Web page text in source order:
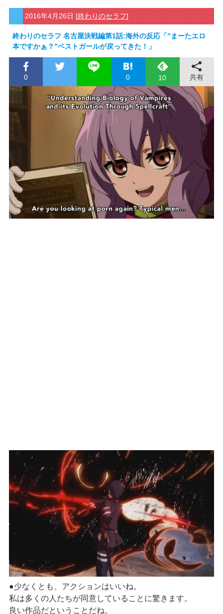
2016年4月26日 [終わりのセラフ]
終わりのセラフ 名古屋決戦編第1話:海外の反応「”まーたエロ
本ですかぁ？”ベストガールが戻ってきた！」
0 0 10 共有
●少なくとも、アクションはいいね。
私は多くの人たちが同意していることに驚きます。
良い作品だということだね。